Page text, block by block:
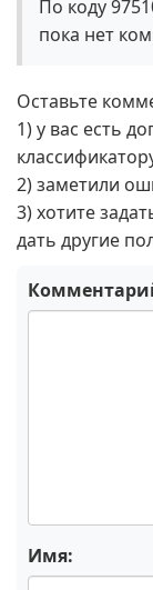
По коду
пока нет
Оставьте
1) у вас есть
2) заметили
3) хотите
дать другие
Имя: